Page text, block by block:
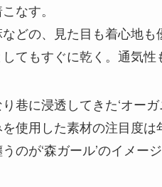
なす。
などの、見た目も着心地
てもすぐに乾く。通気性
巷に浸透してきた‘オー
使用した素材の注目度
のが‘森ガール’のイメージ